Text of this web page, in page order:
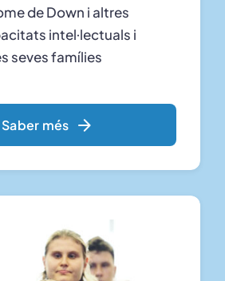
de Down i altres
intel·lectuals i
seves famílies
Saber més